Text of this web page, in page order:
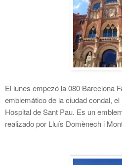
El lunes empezó la 080 Barcelona
emblemático de la ciudad condal,
Hospital de Sant Pau. Es un
realizado por Lluís Domènech i